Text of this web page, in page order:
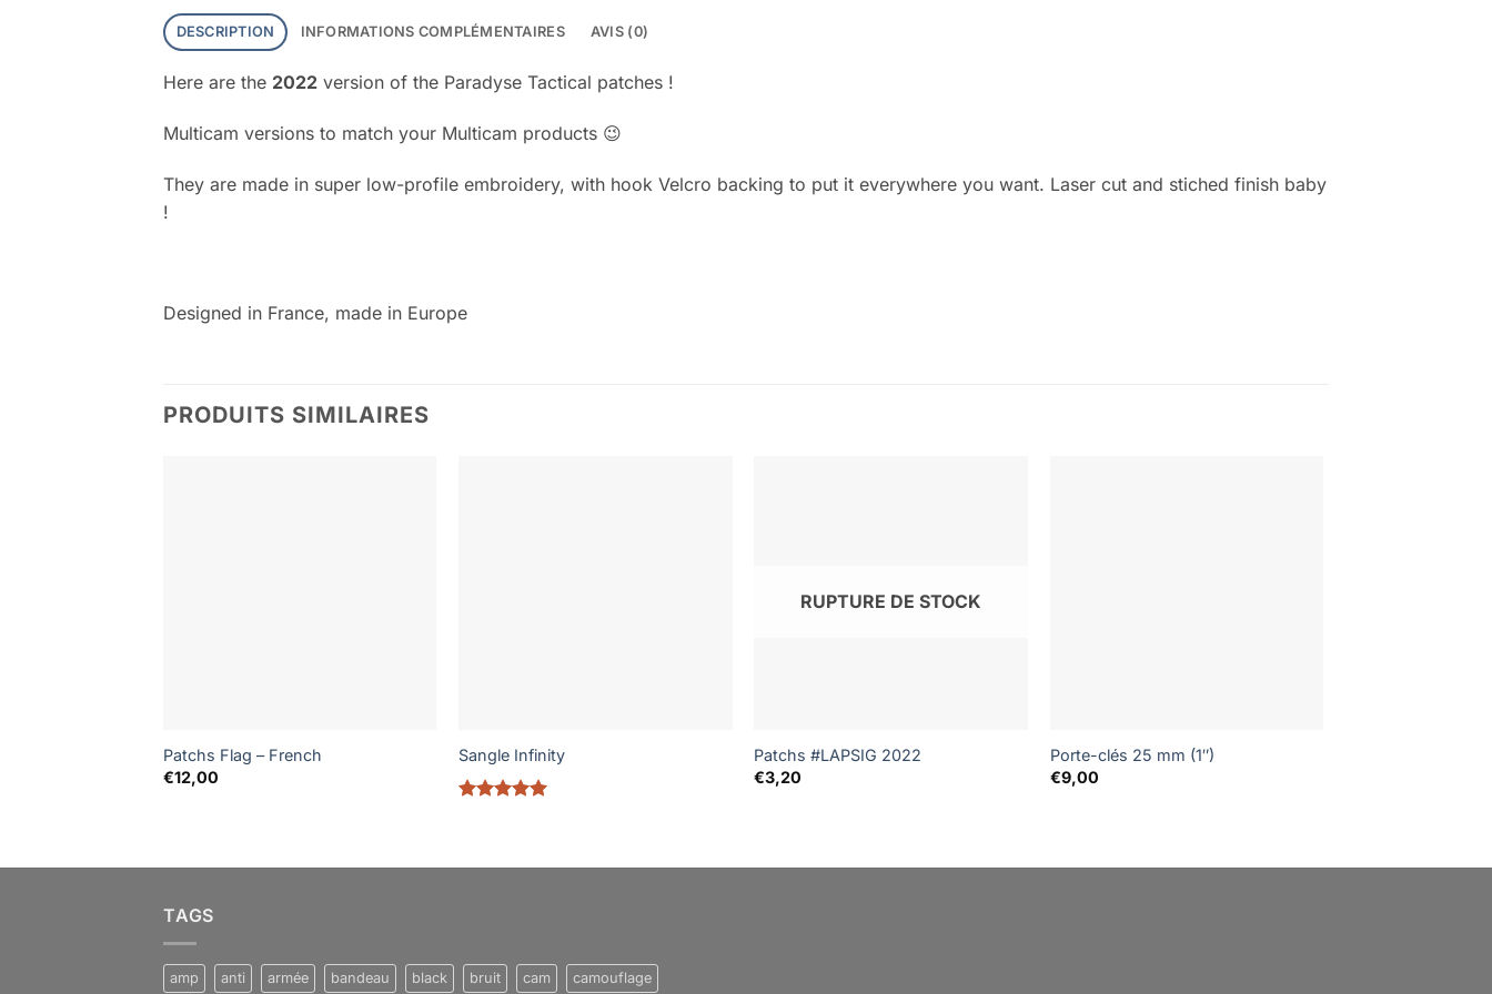
DESCRIPTION INFORMATIONS COMPLÉMENTAIRES AVIS (0)
Here are the 2022 version of the Paradyse Tactical patches !
Multicam versions to match your Multicam products 😉
They are made in super low-profile embroidery, with hook Velcro backing to put it everywhere you want. Laser cut and stiched finish baby
!
Designed in France, made in Europe
PRODUITS SIMILAIRES
Patchs Flag – French
€12,00
Sangle Infinity
RUPTURE DE STOCK
Patchs #LAPSIG 2022
€3,20
Porte-clés 25 mm (1″)
€9,00
TAGS
amp anti armée bandeau black bruit cam camouflage